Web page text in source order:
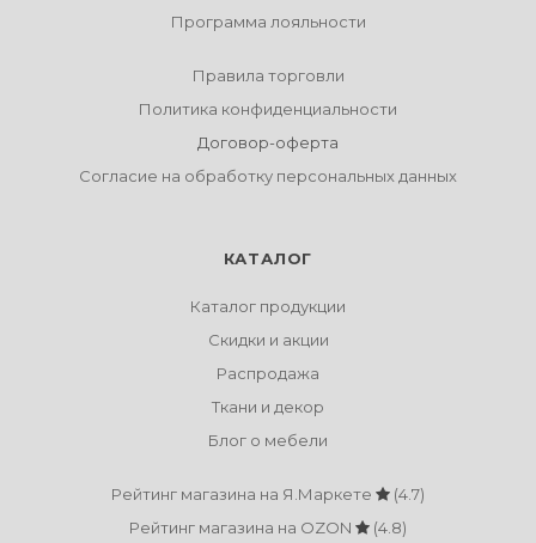
Программа лояльности
Правила торговли
Политика конфиденциальности
Договор-оферта
Согласие на обработку персональных данных
КАТАЛОГ
Каталог продукции
Скидки и акции
Распродажа
Ткани и декор
Блог о мебели
Рейтинг магазина на Я.Маркете
(4.7)
Рейтинг магазина на OZON
(4.8)